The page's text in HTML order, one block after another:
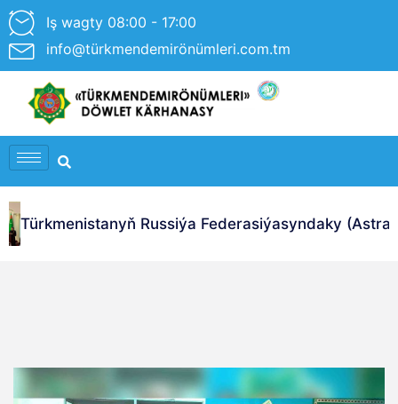
Iş wagty 08:00 - 17:00
info@türkmendemirönümleri.com.tm
Türkmenistanyň Russiýa Federasiýasyndaky